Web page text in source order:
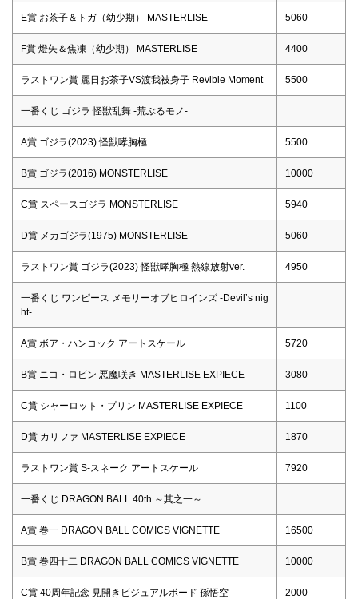
E賞 お茶子＆トガ（幼少期） MASTERLISE 5060
F賞 燈矢＆焦凍（幼少期） MASTERLISE 4400
ラストワン賞 麗日お茶子VS渡我被身子 Revible Moment 5500
一番くじ ゴジラ 怪獣乱舞 -荒ぶるモノ-
A賞 ゴジラ(2023) 怪獣哮胸極 5500
B賞 ゴジラ(2016) MONSTERLISE 10000
C賞 スペースゴジラ MONSTERLISE 5940
D賞 メカゴジラ(1975) MONSTERLISE 5060
ラストワン賞 ゴジラ(2023) 怪獣哮胸極 熱線放射ver. 4950
一番くじ ワンピース メモリーオブヒロインズ -Devil’s nig
ht-
A賞 ボア・ハンコック アートスケール 5720
B賞 ニコ・ロビン 悪魔咲き MASTERLISE EXPIECE 3080
C賞 シャーロット・プリン MASTERLISE EXPIECE 1100
D賞 カリファ MASTERLISE EXPIECE 1870
ラストワン賞 S-スネーク アートスケール 7920
一番くじ DRAGON BALL 40th ～其之一～
A賞 巻一 DRAGON BALL COMICS VIGNETTE 16500
B賞 巻四十二 DRAGON BALL COMICS VIGNETTE 10000
C賞 40周年記念 見開きビジュアルボード 孫悟空 2000